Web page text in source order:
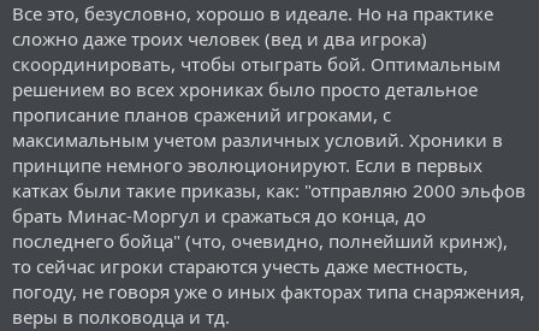
Нельзя пренебрегать этим.
Все это, безусловно, хорошо в идеале. Но на практике
сложно даже троих человек (вед и два игрока)
скоординировать, чтобы отыграть бой. Оптимальным
решением во всех хрониках было просто детальное
прописание планов сражений игроками, с
максимальным учетом различных условий. Хроники в
принципе немного эволюционируют. Если в первых
катках были такие приказы, как: "отправляю 2000 эльфов
брать Минас-Моргул и сражаться до конца, до
последнего бойца" (что, очевидно, полнейший кринж),
то сейчас игроки стараются учесть даже местность,
погоду, не говоря уже о иных факторах типа снаряжения,
веры в полководца и тд.